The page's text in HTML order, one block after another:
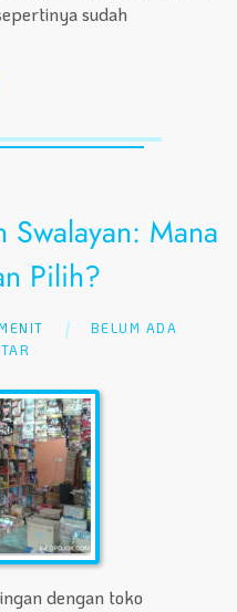
sudah
Swalayan: Mana
Pilih?
BELUM ADA
dengan toko